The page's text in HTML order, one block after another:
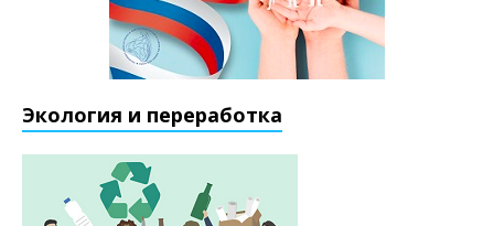
Экология и переработка